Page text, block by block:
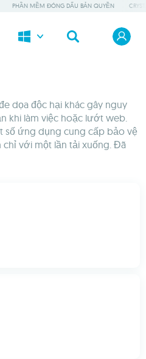
PHẦN MỀM ĐÓNG DẤU BẢN QUYỀN
dọa độc hại khác gây nguy
khi làm việc hoặc lướt web.
số ứng dụng cung cấp bảo vệ
với một lần tải xuống. Đã